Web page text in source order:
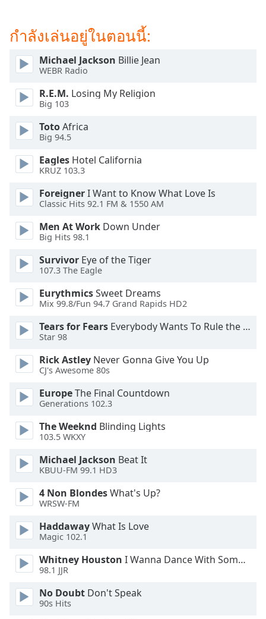
Escape
will
cancel
and
Text
Opacity
Text
Background
Area
Background
Color
Opacity
Font
Size
Text
Font
Done
Close
กำลังเล่นอยู่ในตอนนี้:
Michael Jackson Billie Jean
WEBR Radio
R.E.M. Losing My Religion
Big 103
TotoAfrica
Big 94.5
Eagles Hotel California
KRUZ 103.3
ForeignerI Want to Know What Love Is
Classic Hits 92.1 FM & 1550 AM
Men At Work Down Under
Big Hits 98.1
Survivor Eye of the Tiger
107.3 The Eagle
EurythmicsSweet Dreams
Mix 99.8/Fun 94.7 Grand Rapids HD2
Tears for Fears Everybody Wants To Rule the World
Star 98
Rick Astley Never Gonna Give You Up
CJ's Awesome 80s
EuropeThe Final Countdown
Generations 102.3
The Weeknd Blinding Lights
103.5 WKXY
Michael Jackson Beat It
KBUU-FM 99.1 HD3
4 Non BlondesWhat's Up?
WRSW-FM
HaddawayWhat Is Love
Magic 102.1
Whitney Houston I Wanna Dance With Somebody
98.1 JJR
No Doubt Don't Speak
90s Hits